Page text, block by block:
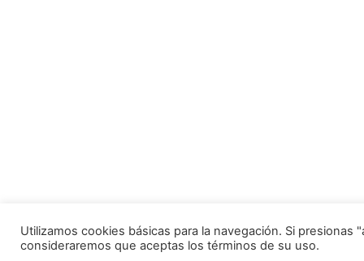
Utilizamos cookies básicas para la navegación. Si
consideraremos que aceptas los términos de su uso.